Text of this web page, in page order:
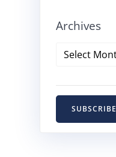
Archives
Archives
SUBSCRIBE